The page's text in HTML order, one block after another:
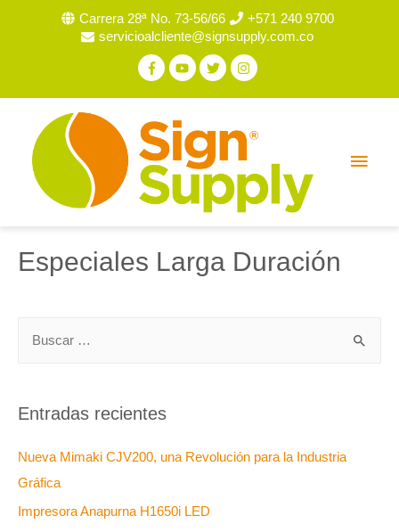
Carrera 28ª No. 73-56/66
+571 240 9700
servicioalcliente@signsupply.com.co
Especiales Larga Duración
Entradas recientes
Nueva Mimaki CJV200, una Revolución para la Industria
Gráfica
Impresora Anapurna H1650i LED